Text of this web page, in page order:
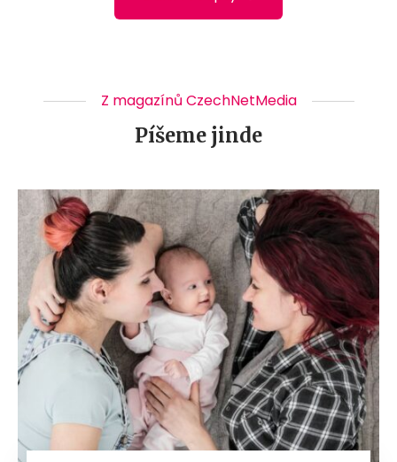
Z magazínů CzechNetMedia
Píšeme jinde